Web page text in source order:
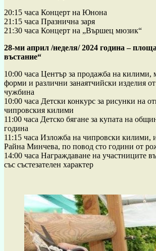
20:15 часа Концерт на Юнона
21:15 часа Празнична заря
21:30 часа Концерт на „Вършец мюзик“
28-ми април /неделя/ 2024 година –
въстание“
10:00 часа Център за продажба на килими,
форми и различни занаятчийски изделия
чужбина
10:00 часа Детски конкурс за рисунки на
чипровския килими
11:00 часа Детско бягане за купата на
година
11:15 часа Изложба на чипровски килими,
Райна Минчева, по повод сто години от
14:00 часа Награждаване на участниците
със състезателен характер